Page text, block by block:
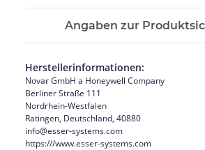
Angaben zur
Herstellerinformationen:
Novar GmbH a Honeywell Company
Berliner Straße 111
Nordrhein-Westfalen
Ratingen, Deutschland, 40880
info@esser-systems.com
https:///www.esser-systems.com